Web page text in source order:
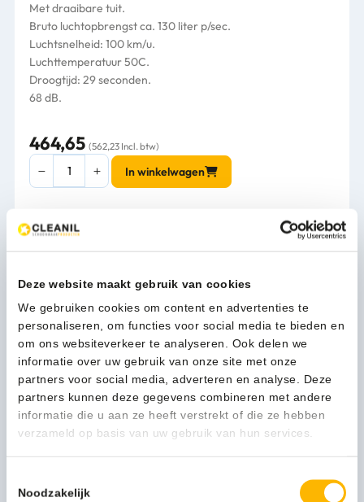
Deze website maakt gebruik van cookies
We gebruiken cookies om content en advertenties te
personaliseren, om functies voor social media te bieden en
om ons websiteverkeer te analyseren. Ook delen we
informatie over uw gebruik van onze site met onze
partners voor social media, adverteren en analyse. Deze
partners kunnen deze gegevens combineren met andere
informatie die u aan ze heeft verstrekt of die ze hebben
verzameld op basis van uw gebruik van hun services.
Noodzakelijk
Met draaibare tuit.
Bruto luchtopbrengst ca. 130 liter p/sec.
Luchtsnelheid: 100 km/u.
Luchttemperatuur 50C.
Droogtijd: 29 seconden.
68 dB.
464,65 (562,23 Incl. btw)
Mediclinics
Handendroger
-
12260
In winkelwagen
Kan ik u helpen?
Neem contact op
Beschrijving
ingerichte sanitaire ruimte geeft uw gasten een extra